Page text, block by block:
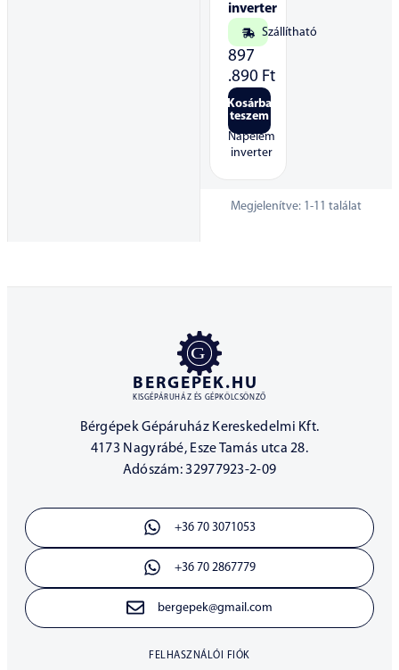
inverter
Szállítható
897
.890 Ft
Kosárba
teszem
Napelem
inverter
Megjelenítve: 1 -11 találat
BERGEPEK.HU
KISGÉPÁRUHÁZ ÉS GÉPKÖLCSÖNZŐ
Bérgépek Gépáruház Kereskedelmi Kft.
4173 Nagyrábé, Esze Tamás utca 28.
Adószám: 32977923-2-09
+36 70 3071053
+36 70 2867779
bergepek@gmail.com
FELHASZNÁLÓI FIÓK